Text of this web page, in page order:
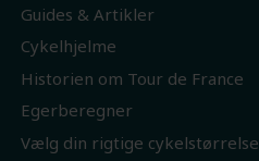
Guides & Artikler
Cykelhjelme
Historien om Tour de France
Egerberegner
Vælg din rigtige cykelstørrelse